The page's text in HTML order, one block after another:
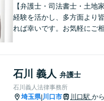
【弁護士・司法書士・土
経験を活かし、多方面より
れば幸いです。お気軽にご
石川 義人 弁護士
石川義人法律事務所
埼玉県|川口市 川口駅 か